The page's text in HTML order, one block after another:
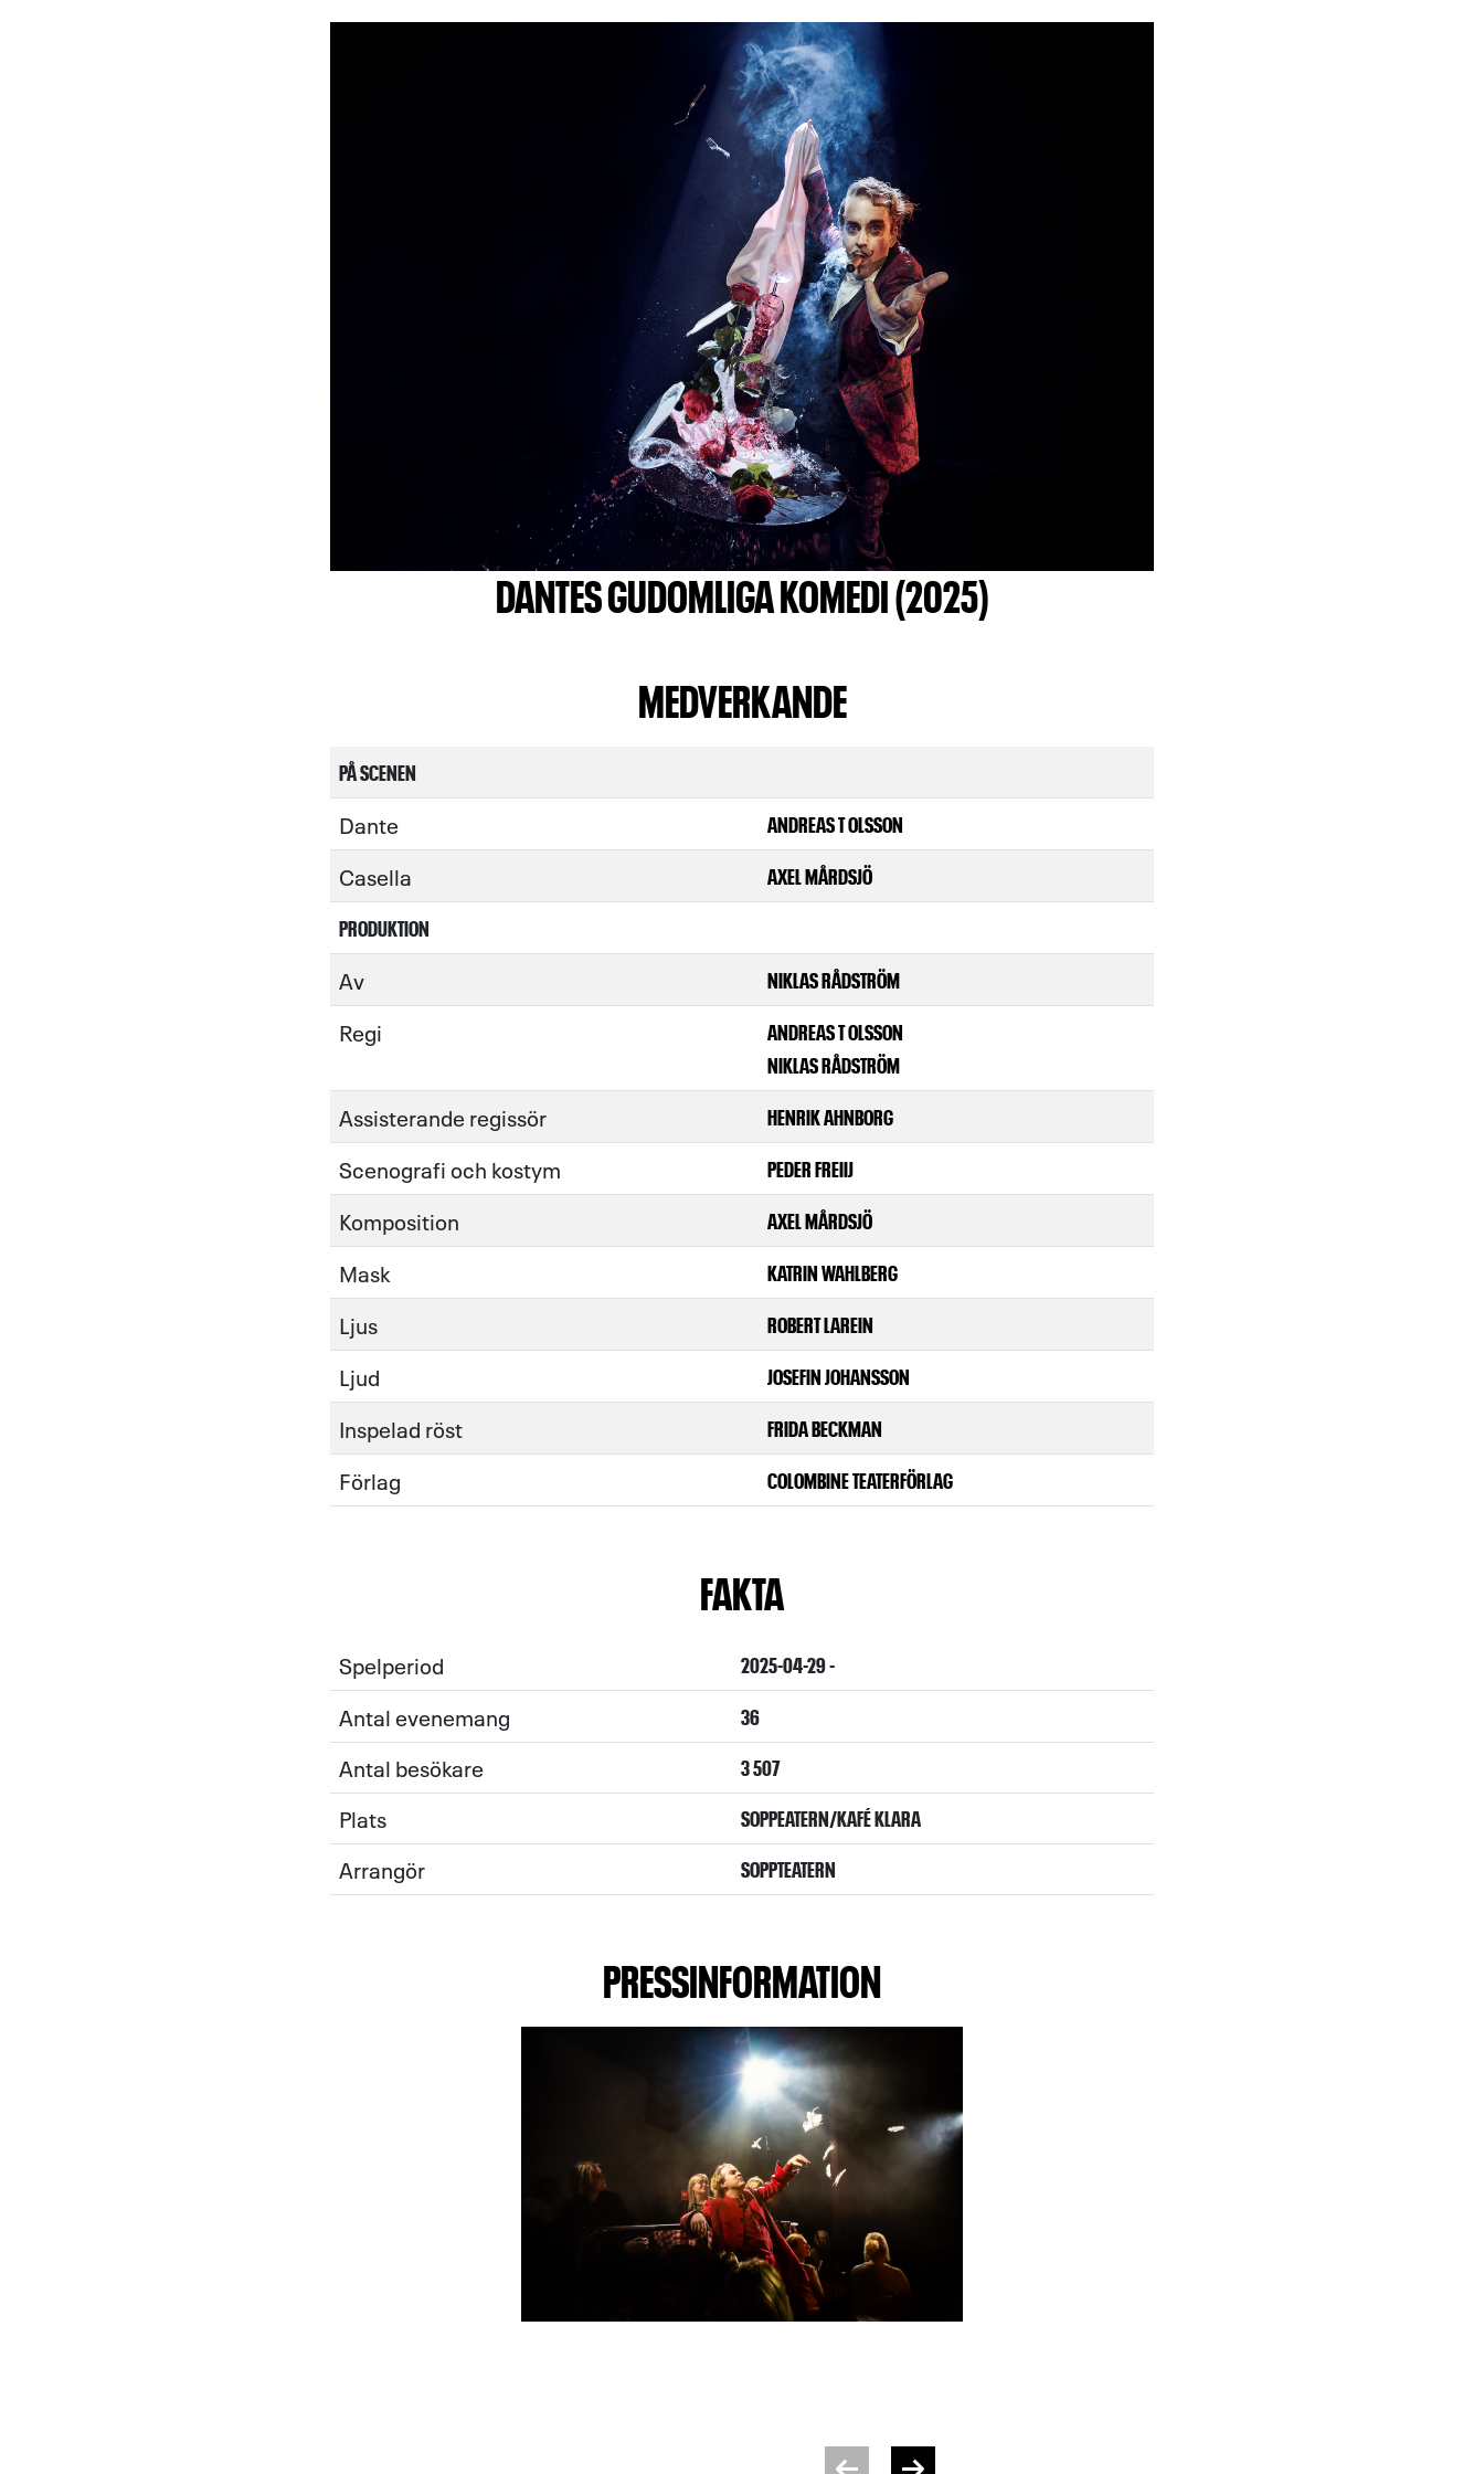
DANTES GUDOMLIGA KOMEDI (2025)
MEDVERKANDE
PÅ SCENEN
Dante ANDREAS T OLSSON
Casella
AXEL MÅRDSJÖ
PRODUKTION
Av NIKLAS RÅDSTRÖM
Regi
ANDREAS T OLSSON
NIKLAS RÅDSTRÖM
Assisterande regissör HENRIK AHNBORG
Scenografi och kostym PEDER FREIIJ
Komposition AXEL MÅRDSJÖ
Mask KATRIN WAHLBERG
Ljus ROBERT LAREIN
Ljud JOSEFIN JOHANSSON
Inspelad röst FRIDA BECKMAN
Förlag COLOMBINE TEATERFÖRLAG
FAKTA
Spelperiod 2025-04-29 -
Antal evenemang 36
Antal besökare 3 507
Plats SOPPEATERN/KAFÉ KLARA
Arrangör SOPPTEATERN
PRESSINFORMATION